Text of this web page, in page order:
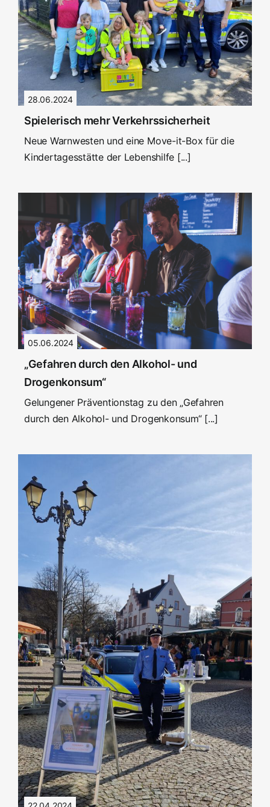
28.06.2024
Spielerisch mehr Verkehrssicherheit
Neue Warnwesten und eine Move-it-Box für die
Kindertagesstätte der Lebenshilfe [...]
05.06.2024
„Gefahren durch den Alkohol- und
Drogenkonsum“
Gelungener Präventionstag zu den „Gefahren
durch den Alkohol- und Drogenkonsum“ [...]